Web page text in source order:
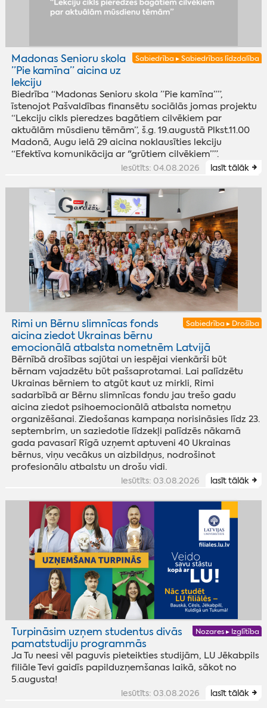
Sabiedrība ▸ Sabiedrības līdzdalība
Madonas Senioru skola
”Pie kamīna” aicina uz
lekciju
Biedrība “Madonas Senioru skola ”Pie kamīna””,
īstenojot Pašvaldības finansētu sociālās jomas projektu
“Lekciju cikls pieredzes bagātiem cilvēkiem par
aktuālām mūsdienu tēmām”, š.g. 19.augustā Plkst.11.00
Madonā, Augu ielā 29 aicina noklausīties lekciju
“Efektīva komunikācija ar "grūtiem cilvēkiem””.
iesūtīts: 04.08.2026 lasīt tālāk
Sabiedrība ▸ Drošība
Rimi un Bērnu slimnīcas fonds
aicina ziedot Ukrainas bērnu
emocionālā atbalsta nometnēm Latvijā
Bērnībā drošības sajūtai un iespējai vienkārši būt
bērnam vajadzētu būt pašsaprotamai. Lai palīdzētu
Ukrainas bērniem to atgūt kaut uz mirkli, Rimi
sadarbībā ar Bērnu slimnīcas fondu jau trešo gadu
aicina ziedot psihoemocionālā atbalsta nometņu
organizēšanai. Ziedošanas kampaņa norisināsies līdz 23.
septembrim, un saziedotie līdzekļi palīdzēs nākamā
gada pavasarī Rīgā uzņemt aptuveni 40 Ukrainas
bērnus, viņu vecākus un aizbildņus, nodrošinot
profesionālu atbalstu un drošu vidi.
iesūtīts: 03.08.2026 lasīt tālāk
Nozares ▸ Izglītība
Turpināsim uzņem studentus divās
pamatstudiju programmās
Ja Tu neesi vēl paguvis pieteikties studijām, LU Jēkabpils
filiāle Tevi gaidīs papilduzņemšanas laikā, sākot no
5.augusta!
iesūtīts: 03.08.2026 lasīt tālāk